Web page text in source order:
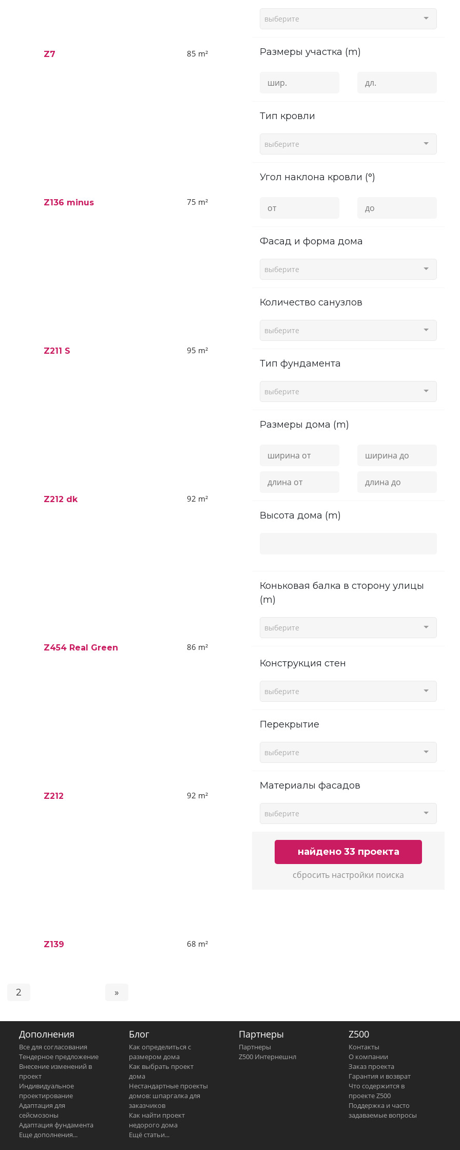
Z7 85 m²
Z136 minus 75 m²
Z211 S 95 m²
Z212 dk 92 m²
Z454 Real Green 86 m²
Z212 92 m²
Z139 68 m²
2 »
выберите
Размеры участка (m)
Тип кровли
выберите
угол наклона кровли (°)
фасад и форма дома
выберите
Количество санузлов
выберите
Тип фундамента
выберите
Размеры дома (m)
высота дома (m)
Коньковая балка в сторону улицы
(m)
выберите
Конструкция стен
выберите
Перекрытие
выберите
Материалы фасадов
выберите
найдено 33 проекта
сбросить настройки поиска
Дополнения
Все для согласования
Тендерное предложение
Внесение изменений в
проект
Индивидуальное
проектирование
Адаптация для
сейсмозоны
Адаптация фундамента
Еще дополнения...
Блог
Как определиться с
размером дома
Как выбрать проект
дома
Нестандартные проекты
домов: шпаргалка для
заказчиков
Как найти проект
недорого дома
Ещё статьи...
Партнеры
Партнеры
Z500 Интернешнл
Z500
Контакты
О компании
Заказ проекта
Гарантия и возврат
Что содержится в
проекте Z500
Поддержка и часто
задаваемые вопросы